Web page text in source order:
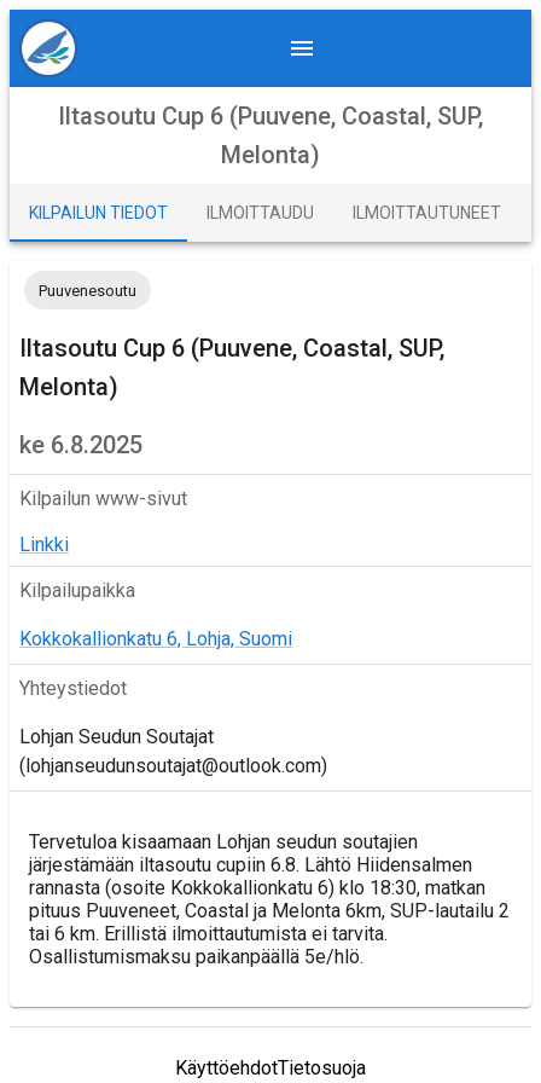
Iltasoutu Cup 6 (Puuvene, Coastal, SUP,
Melonta)
KILPAILUN TIEDOT ILMOITTAUDU ILMOITTAUTUNEET
Puuvenesoutu
Iltasoutu Cup 6 (Puuvene, Coastal, SUP,
Melonta)
ke 6.8.2025
Kilpailun www-sivut
Linkki
Kilpailupaikka
Kokkokallionkatu 6, Lohja, Suomi
Yhteystiedot
Lohjan Seudun Soutajat
(lohjanseudunsoutajat@outlook.com)
Tervetuloa kisaamaan Lohjan seudun soutajien
järjestämään iltasoutu cupiin 6.8. Lähtö Hiidensalmen
rannasta (osoite Kokkokallionkatu 6) klo 18:30, matkan
pituus Puuveneet, Coastal ja Melonta 6km, SUP-lautailu 2
tai 6 km. Erillistä ilmoittautumista ei tarvita.
Osallistumismaksu paikanpäällä 5e/hlö.
KäyttöehdotTietosuoja